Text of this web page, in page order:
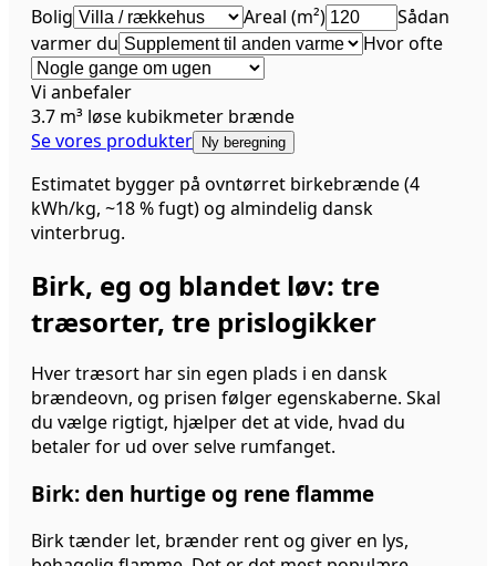
Bolig
Areal (m²)
Sådan
varmer du
Hvor ofte
Vi anbefaler
3.7 m³ løse kubikmeter brænde
Se vores produkter Ny beregning
Estimatet bygger på ovntørret birkebrænde (4
kWh/kg, ~18 % fugt) og almindelig dansk
vinterbrug.
Birk, eg og blandet løv: tre
træsorter, tre prislogikker
Hver træsort har sin egen plads i en dansk
brændeovn, og prisen følger egenskaberne. Skal
du vælge rigtigt, hjælper det at vide, hvad du
betaler for ud over selve rumfanget.
Birk: den hurtige og rene flamme
Birk tænder let, brænder rent og giver en lys,